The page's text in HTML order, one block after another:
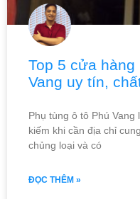
Top 5 cửa hàng
Vang uy tín,
Phụ tùng ô tô Phú
kiếm khi cần địa chỉ
chủng loại và có
ĐỌC THÊM »